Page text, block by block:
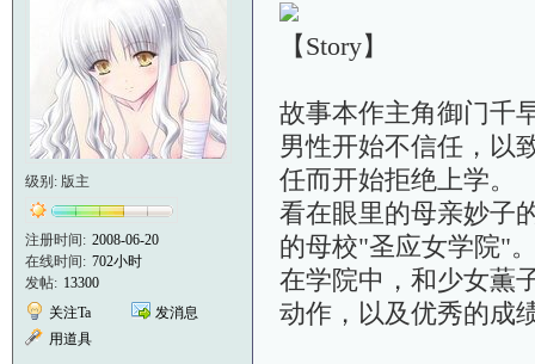
级别: 版主
注册时间: 2008-06-20
在线时间: 702小时
发帖: 13300
关注Ta
发消息
用道具
【Story】
故事本作主角御门千
男性开始不信任，以
任而开始拒绝上学。
看在眼里的母亲妙子
的母校"圣应女学院"
在学院中，和少女薫
动作，以及优秀的成